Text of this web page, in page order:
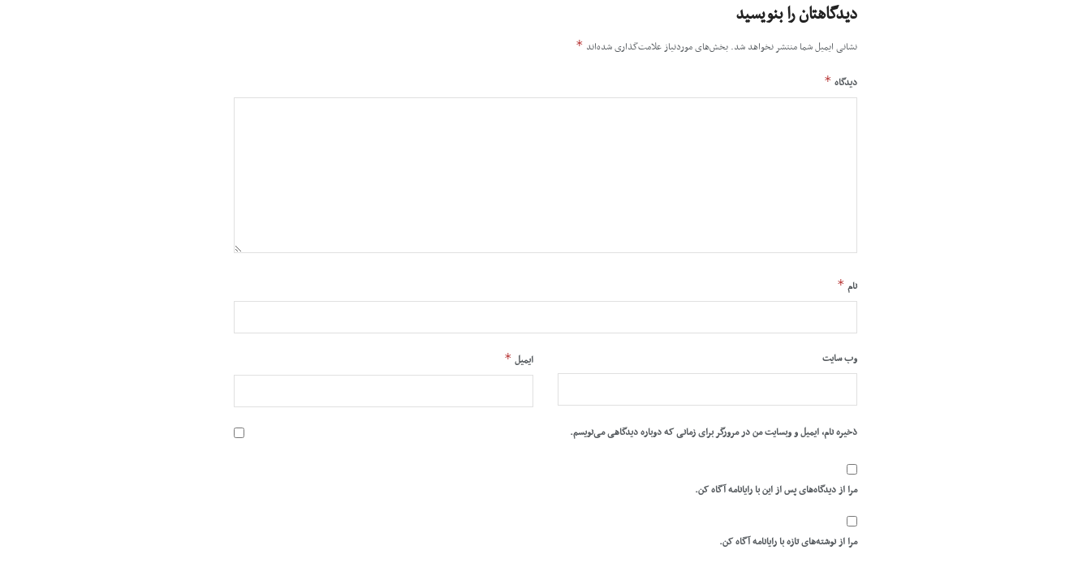
دیدگاهتان را بنویسید
نشانی ایمیل شما منتشر نخواهد شد. بخش‌های موردنیاز علامت‌گذاری شده‌اند *
دیدگاه *
نام *
ایمیل * وب‌ سایت
ذخیره نام، ایمیل و وبسایت من در مرورگر برای زمانی که دوباره دیدگاهی می‌نویسم.
مرا از دیدگاه‌های پس از این با رایانامه آگاه کن.
مرا از نوشته‌های تازه با رایانامه آگاه کن.